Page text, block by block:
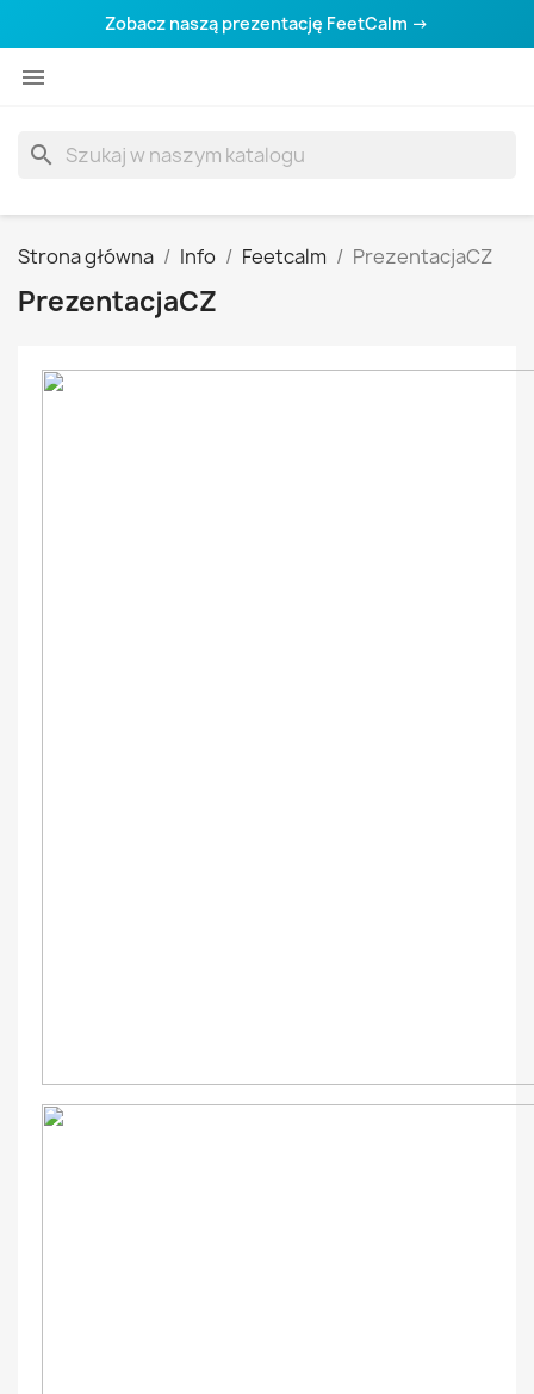
Zobacz naszą prezentację FeetCalm →

search
Strona główna Info Feetcalm PrezentacjaCZ
PrezentacjaCZ